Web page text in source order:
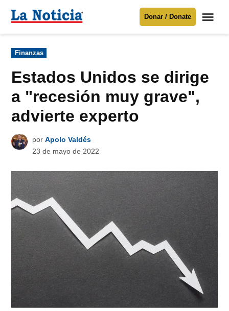
Para mantenerte informado necesitamos
Donar
contenido
Noticia
Donar / Donate
Publicado
en
Finanzas
Estados Unidos se dirige
a "recesión muy grave",
advierte experto
por Apolo Valdés
23 de mayo de 2022